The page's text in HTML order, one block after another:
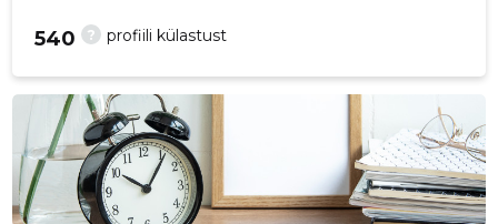
? profiili külastust
540